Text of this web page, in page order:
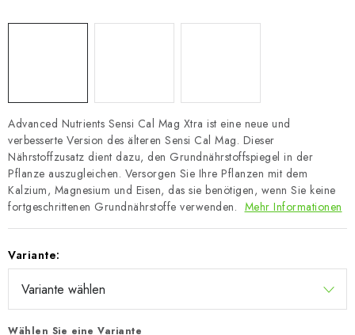
Advanced Nutrients Sensi Cal Mag Xtra ist eine neue und
verbesserte Version des älteren Sensi Cal Mag. Dieser
Nährstoffzusatz dient dazu, den Grundnährstoffspiegel in der
Pflanze auszugleichen. Versorgen Sie Ihre Pflanzen mit dem
Kalzium, Magnesium und Eisen, das sie benötigen, wenn Sie keine
fortgeschrittenen Grundnährstoffe verwenden. Mehr Informationen
Variante:
Wählen Sie eine Variante